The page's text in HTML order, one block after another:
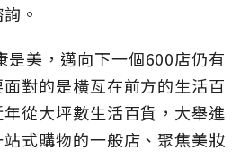
。
是美，邁向下一個600店仍有
對的是橫亙在前方的生活百
從大坪數生活百貨，大舉進
式購物的一般店、聚焦美妝